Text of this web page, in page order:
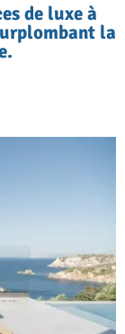
de luxe à
la